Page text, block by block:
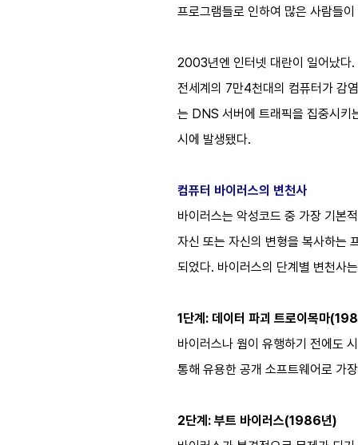
프로그램들로 인하여 많은 사람들
2003년엔 인터넷 대란이 일어났
전세계의 7만4천대의 컴퓨터가 감
는 DNS 서버에 트래픽을 집중시키
시에 발생됐다.
컴퓨터 바이러스의 변천사
바이러스는 악성코드 중 가장 기본
자신 또는 자신의 변형을 복사하는
되었다. 바이러스의 단계별 변천사
1단계: 데이터 파괴 트로이목마
바이러스나 웜이 유행하기 전에도
통해 유용한 공개 소프트웨어로 가
2단계: 부트 바이러스(1986년)